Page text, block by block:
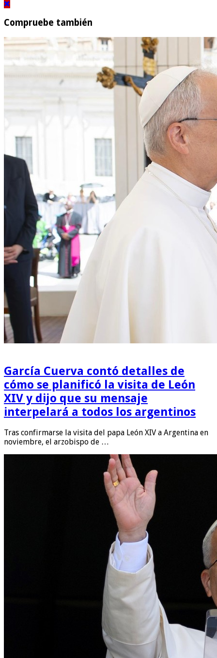
Compruebe también
García Cuerva contó detalles de
cómo se planificó la visita de León
XIV y dijo que su mensaje
interpelará a todos los argentinos
Tras confirmarse la visita del papa León XIV a Argentina en
noviembre, el arzobispo de …